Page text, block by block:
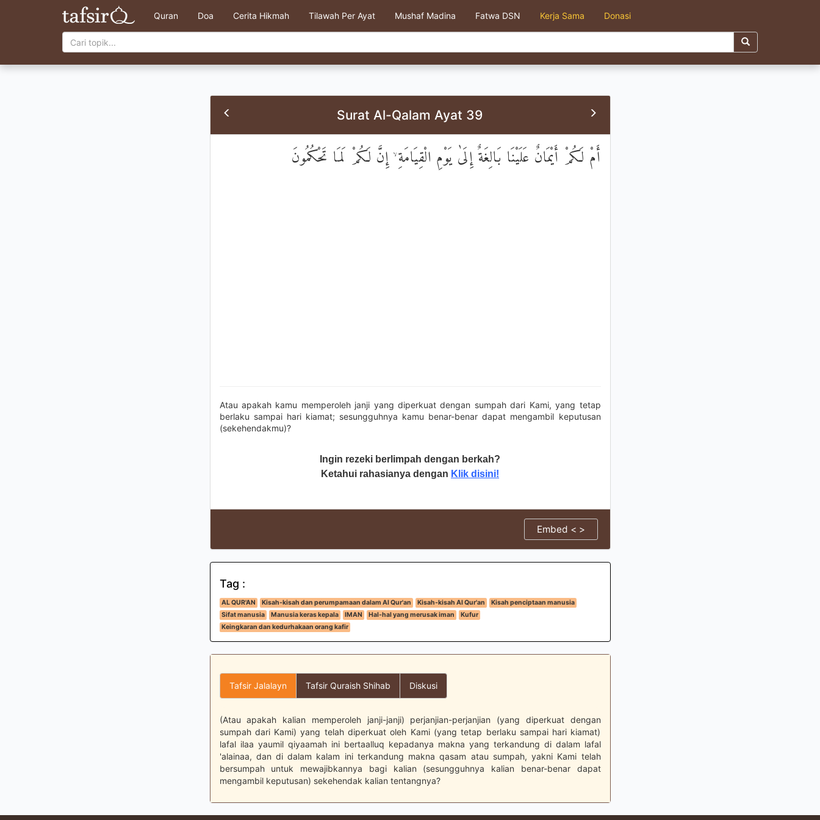
Quran Doa Cerita Hikmah Tilawah Per Ayat Mushaf Madina Fatwa DSN Kerja Sama Donasi
Surat Al-Qalam Ayat 39
أَمْ لَكُمْ أَيْمَانٌ عَلَيْنَا بَالِغَةٌ إِلَىٰ يَوْمِ الْقِيَامَةِ ۙ إِنَّ لَكُمْ لَمَا تَحْكُمُونَ
Atau apakah kamu memperoleh janji yang diperkuat dengan sumpah dari Kami, yang tetap
berlaku sampai hari kiamat; sesungguhnya kamu benar-benar dapat mengambil keputusan
(sekehendakmu)?
Ingin rezeki berlimpah dengan berkah?
Ketahui rahasianya dengan Klik disini!
Embed < >
Tag :
AL QUR'AN Kisah-kisah dan perumpamaan dalam Al Qur'an Kisah-kisah Al Qur'an
Kisah penciptaan manusia
Sifat manusia
Manusia keras kepala IMAN Hal-hal yang merusak iman
Kufur
Keingkaran dan kedurhakaan orang kafir
Tafsir Jalalayn Tafsir Quraish Shihab Diskusi
(Atau apakah kalian memperoleh janji-janji) perjanjian-perjanjian (yang diperkuat dengan
sumpah dari Kami) yang telah diperkuat oleh Kami (yang tetap berlaku sampai hari kiamat)
lafal ilaa yaumil qiyaamah ini bertaalluq kepadanya makna yang terkandung di dalam lafal
'alainaa, dan di dalam kalam ini terkandung makna qasam atau sumpah, yakni Kami telah
bersumpah untuk mewajibkannya bagi kalian (sesungguhnya kalian benar-benar dapat
mengambil keputusan) sekehendak kalian tentangnya?